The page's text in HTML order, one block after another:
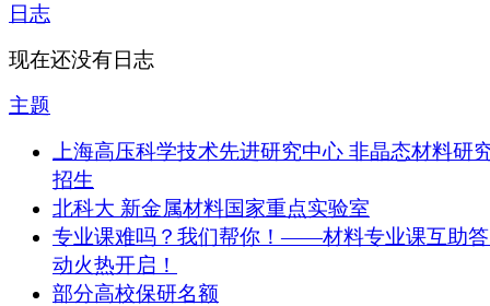
日志
现在还没有日志
主题
上海高压科学技术先进研究中心 非晶态材料研
招生
北科大 新金属材料国家重点实验室
专业课难吗？我们帮你！——材料专业课互助
动火热开启！
部分高校保研名额